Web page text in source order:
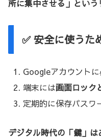
所に集中させる」という
✅ 安全に使うた
Googleアカウント
端末には画面ロック
定期的に保存パスワ
デジタル時代の「鍵」は